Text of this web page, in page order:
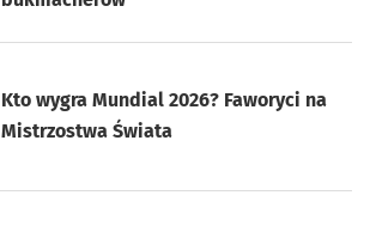
Kto wygra Mundial 2026? Faworyci na
Mistrzostwa Świata